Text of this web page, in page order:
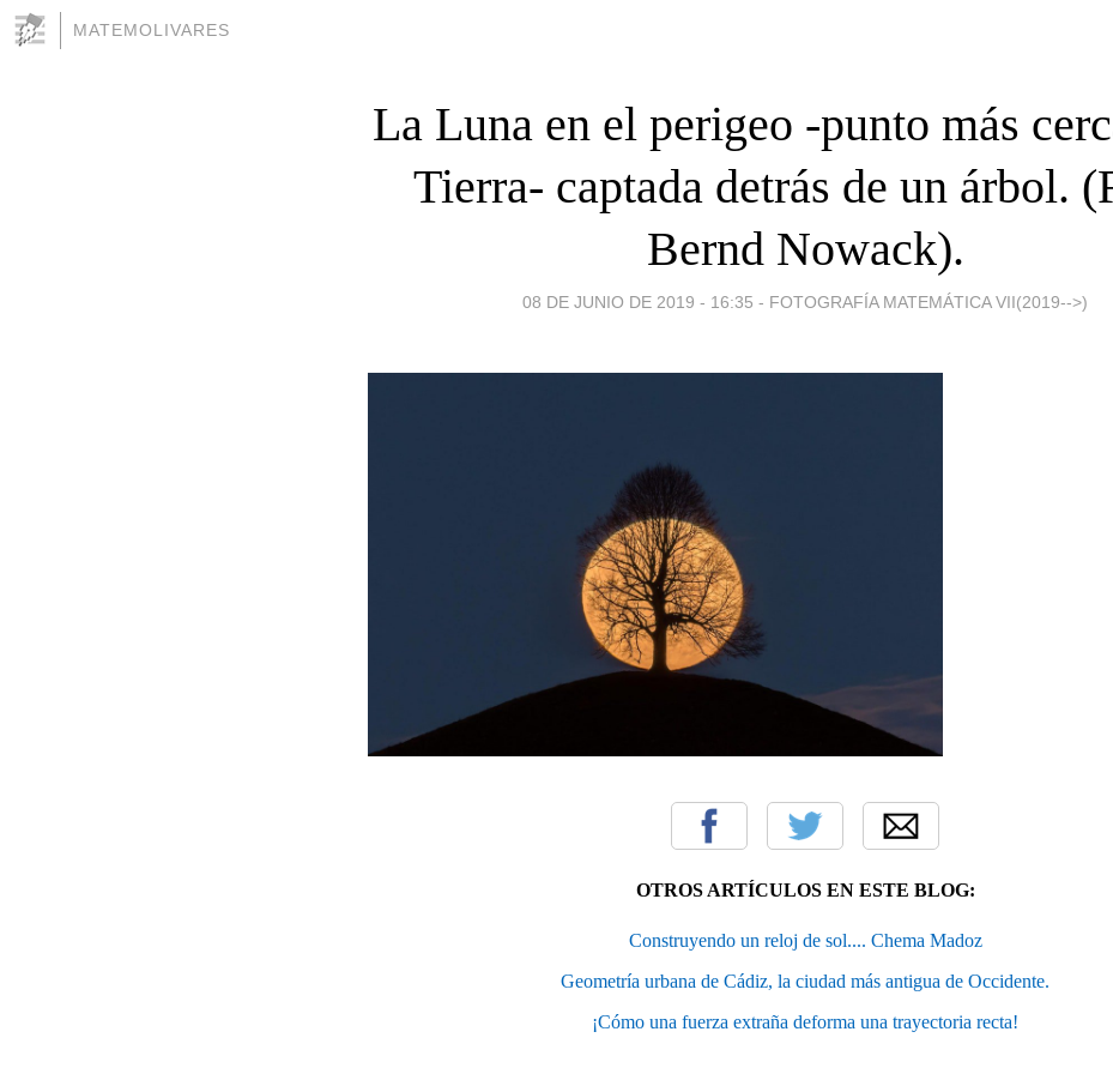
MATEMOLIVARES
La Luna en el perigeo -punto más
Tierra- captada detrás de un árbol.
Bernd Nowack).
08 DE JUNIO DE 2019 - 16:35 - FOTOGRAFÍA MATEMÁTICA VII(2019-->)
OTROS ARTÍCULOS EN ESTE BLOG:
Construyendo un reloj de sol.... Chema Madoz
Geometría urbana de Cádiz, la ciudad más antigua de Occidente.
¡Cómo una fuerza extraña deforma una trayectoria recta!